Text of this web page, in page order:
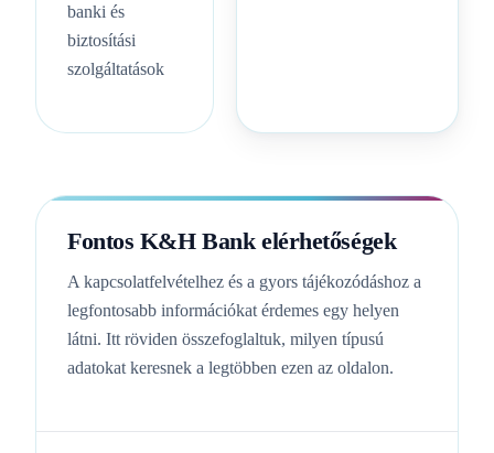
banki és
biztosítási
szolgáltatások
Fontos K&H Bank elérhetőségek
A kapcsolatfelvételhez és a gyors tájékozódáshoz a
legfontosabb információkat érdemes egy helyen
látni. Itt röviden összefoglaltuk, milyen típusú
adatokat keresnek a legtöbben ezen az oldalon.